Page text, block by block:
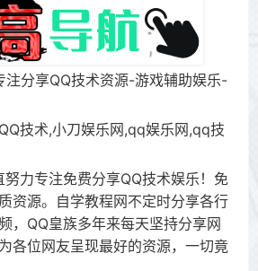
注分享QQ技术资源-游戏辅助娱乐-
技术,小刀娱乐网,qq娱乐网,qq技
努力专注免费分享QQ技术娱乐！免
资源。自学教程网不定时分享各行
，QQ皇族多年来每天坚持分享网
各位网友呈现最好的资源，一切竟